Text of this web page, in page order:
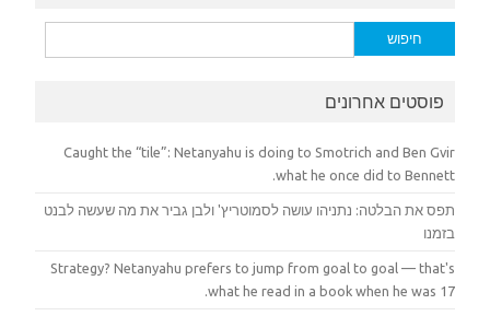
חיפוש:
פוסטים אחרונים
Caught the “tile”: Netanyahu is doing to Smotrich and Ben Gvir
what he once did to Bennett.
תפס את הבלטה: נתניהו עושה לסמוטריץ' ולבן גביר את מה שעשה לבנט
בזמנו
Strategy? Netanyahu prefers to jump from goal to goal — that's
what he read in a book when he was 17.